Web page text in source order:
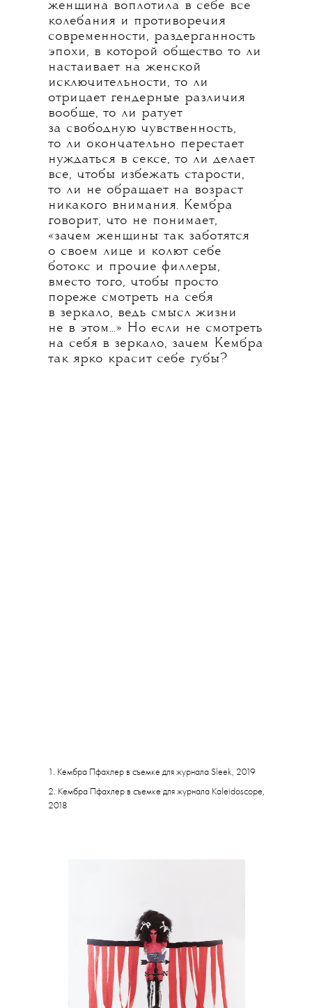
женщина воплотила в себе все
колебания и противоречия
современности, раздерганность
эпохи, в которой общество то ли
настаивает на женской
исключительности, то ли
отрицает гендерные различия
вообще, то ли ратует
за свободную чувственность,
то ли окончательно перестает
нуждаться в сексе, то ли делает
все, чтобы избежать старости,
то ли не обращает на возраст
никакого внимания. Кембра
говорит, что не понимает,
«зачем женщины так заботятся
о своем лице и колют себе
ботокс и прочие филлеры,
вместо того, чтобы просто
пореже смотреть на себя
в зеркало, ведь смысл жизни
не в этом...» Но если не смотреть
на себя в зеркало, зачем Кембра
так ярко красит себе губы?
1. Кембра Пфахлер в съемке для журнала Sleek, 2019
2. Кембра Пфахлер в съемке для журнала Kaleidoscope,
2018